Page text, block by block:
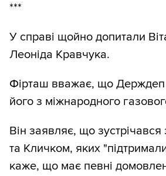
***
У справі щойно допитали
Леоніда Кравчука.
Фірташ вважає, що Держдеп
його з міжнародного
Він заявляє, що
та Кличком, яких
каже, що має певні